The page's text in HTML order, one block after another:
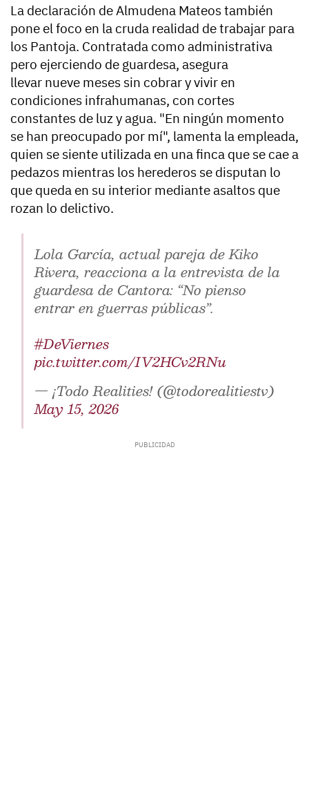
La declaración de Almudena Mateos también
pone el foco en la cruda realidad de trabajar para
los Pantoja. Contratada como administrativa
pero ejerciendo de guardesa, asegura
llevar nueve meses sin cobrary vivir en
condiciones infrahumanas, con cortes
constantes de luz y agua. "En ningún momento
se han preocupado por mí", lamenta la empleada,
quien se siente utilizada en una finca que se cae a
pedazos mientras los herederos se disputan lo
que queda en su interior mediante asaltos que
rozan lo delictivo.
Lola García, actual pareja de Kiko
Rivera, reacciona a la entrevista de la
guardesa de Cantora: “No pienso
entrar en guerras públicas”.
#DeViernes
pic.twitter.com/IV2HCv2RNu
— ¡Todo Realities! (@todorealitiestv)
May 15, 2026